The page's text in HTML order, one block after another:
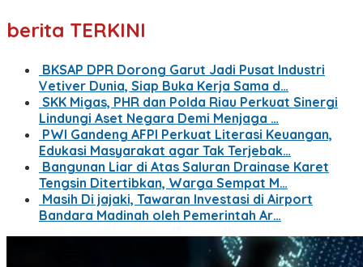
berita TERKINI
BKSAP DPR Dorong Garut Jadi Pusat Industri
Vetiver Dunia, Siap Buka Kerja Sama d…
SKK Migas, PHR dan Polda Riau Perkuat Sinergi
Lindungi Aset Negara Demi Menjaga …
PWI Gandeng AFPI Perkuat Literasi Keuangan,
Edukasi Masyarakat agar Tak Terjebak…
Bangunan Liar di Atas Saluran Drainase Karet
Tengsin Ditertibkan, Warga Sempat M…
Masih Di jajaki, Tawaran Investasi di Airport
Bandara Madinah oleh Pemerintah Ar…